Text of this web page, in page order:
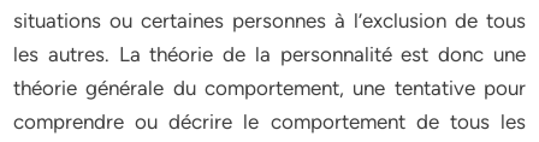
situations ou certaines personnes à l’exclusion de tous
les autres. La théorie de la personnalité est donc une
théorie générale du comportement, une tentative pour
comprendre ou décrire le comportement de tous les